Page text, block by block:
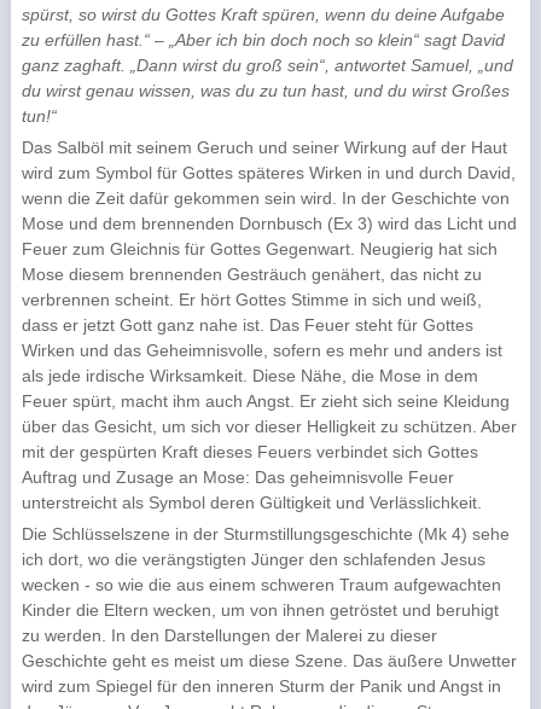
spürst, so wirst du Gottes Kraft spüren, wenn du deine Aufgabe
zu erfüllen hast.“ – „Aber ich bin doch noch so klein“ sagt David
ganz zaghaft. „Dann wirst du groß sein“, antwortet Samuel, „und
du wirst genau wissen, was du zu tun hast, und du wirst Großes
tun!“
Das Salböl mit seinem Geruch und seiner Wirkung auf der Haut
wird zum Symbol für Gottes späteres Wirken in und durch David,
wenn die Zeit dafür gekommen sein wird. In der Geschichte von
Mose und dem brennenden Dornbusch (Ex 3) wird das Licht und
Feuer zum Gleichnis für Gottes Gegenwart. Neugierig hat sich
Mose diesem brennenden Gesträuch genähert, das nicht zu
verbrennen scheint. Er hört Gottes Stimme in sich und weiß,
dass er jetzt Gott ganz nahe ist. Das Feuer steht für Gottes
Wirken und das Geheimnisvolle, sofern es mehr und anders ist
als jede irdische Wirksamkeit. Diese Nähe, die Mose in dem
Feuer spürt, macht ihm auch Angst. Er zieht sich seine Kleidung
über das Gesicht, um sich vor dieser Helligkeit zu schützen. Aber
mit der gespürten Kraft dieses Feuers verbindet sich Gottes
Auftrag und Zusage an Mose: Das geheimnisvolle Feuer
unterstreicht als Symbol deren Gültigkeit und Verlässlichkeit.
Die Schlüsselszene in der Sturmstillungsgeschichte (Mk 4) sehe
ich dort, wo die verängstigten Jünger den schlafenden Jesus
wecken - so wie die aus einem schweren Traum aufgewachten
Kinder die Eltern wecken, um von ihnen getröstet und beruhigt
zu werden. In den Darstellungen der Malerei zu dieser
Geschichte geht es meist um diese Szene. Das äußere Unwetter
wird zum Spiegel für den inneren Sturm der Panik und Angst in